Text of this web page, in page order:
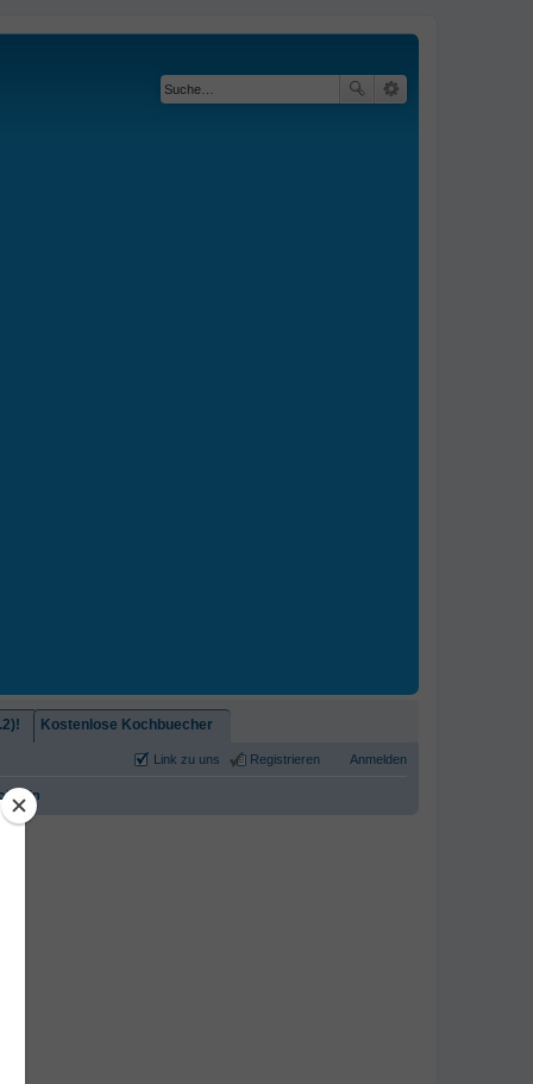
Kostenlose Kochbuecher
Anmelden
Registrieren
Link zu uns